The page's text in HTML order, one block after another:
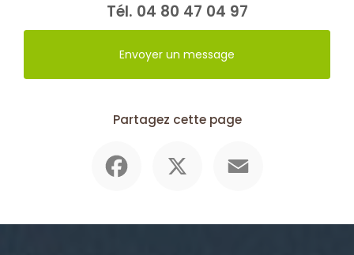
Tél. 04 80 47 04 97
Envoyer un message
Partagez cette page